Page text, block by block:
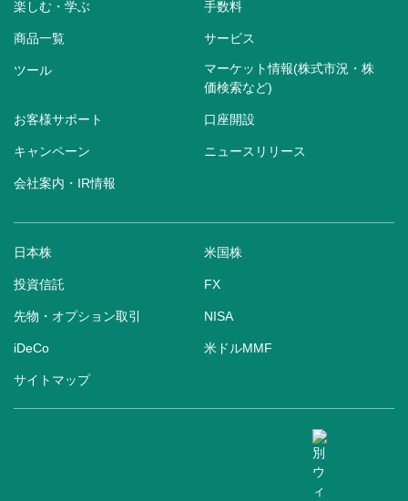
楽しむ・学ぶ 手数料
商品一覧 サービス
ツール
マーケット情報(株式市況・株
価検索など)
お客様サポート 口座開設
キャンペーン ニュースリリース
会社案内・IR情報
日本株 米国株
投資信託 FX
先物・オプション取引 NISA
iDeCo 米ドルMMF
サイトマップ